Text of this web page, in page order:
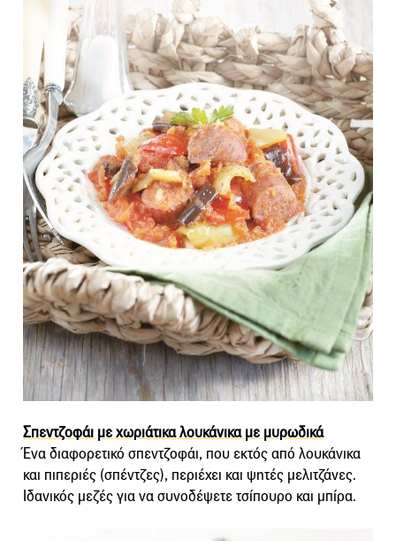
Σπεντζοφάι με χωριάτικα λουκάνικα με μυρωδικά
Ένα διαφορετικό σπεντζοφάι, που εκτός από λουκάνικα
και πιπεριές (σπέντζες), περιέχει και ψητές μελιτζάνες.
Ιδανικός μεζές για να συνοδέψετε τσίπουρο και μπίρα.